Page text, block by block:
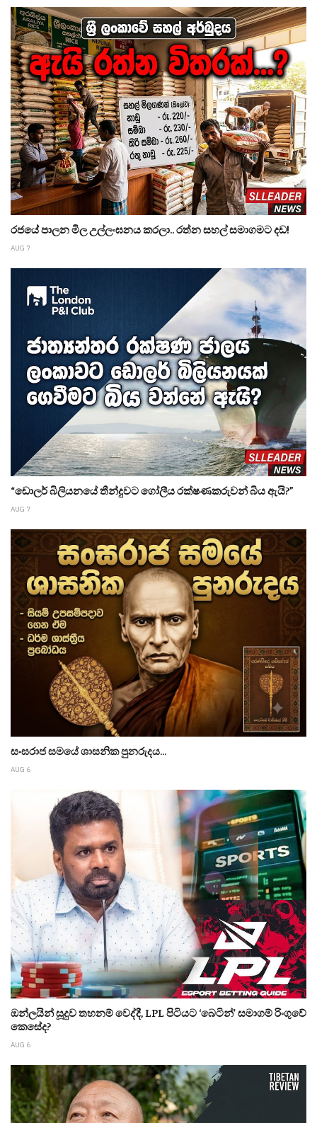
රජයේ පාලන මිල උල්ලංඝනය කරලා.. රත්න සහල් සමාගමට දඩ!
AUG 7
“ඩොලර් බිලියනයේ තීන්දුවට ගෝලීය රක්ෂණකරුවන් බිය ඇයි?”
AUG 7
සංඝරාජ සමයේ ශාසනික පුනරුදය...
AUG 6
ඔන්ලයින් සූදුව තහනම් වෙද්දී, LPL පිටියට ‘බෙටින්’ සමාගම් රිංගුවේ
කෙසේද?
AUG 6